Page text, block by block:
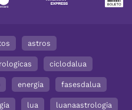
astros
ciclodalua
energia fasesdalua
lua luanaastrologia